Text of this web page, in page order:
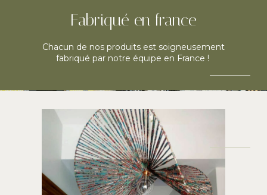
Fabriqué en france
Chacun de nos produits est soigneusement
fabriqué par notre équipe en France !